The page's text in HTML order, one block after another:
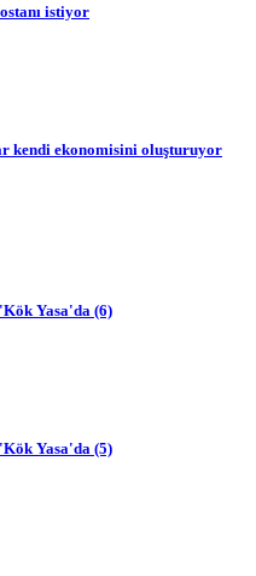
istiyor
kendi ekonomisini oluşturuyor
Yasa'da (6)
Yasa'da (5)